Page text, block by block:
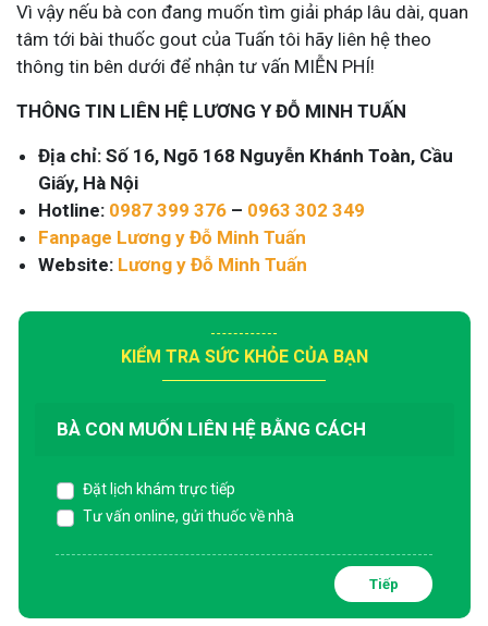
Vì vậy nếu bà con đang muốn tìm giải pháp lâu dài, quan
tâm tới bài thuốc gout của Tuấn tôi hãy liên hệ theo
thông tin bên dưới để nhận tư vấn MIỄN PHÍ!
THÔNG TIN LIÊN HỆ LƯƠNG Y ĐỖ MINH TUẤN
Địa chỉ: Số 16, Ngõ 168 Nguyễn Khánh Toàn, Cầu
Giấy, Hà Nội
Hotline: 0987 399 376 – 0963 302 349
Fanpage Lương y Đỗ Minh Tuấn
Website: Lương y Đỗ Minh Tuấn
KIỂM TRA SỨC KHỎE CỦA BẠN
BÀ CON MUỐN LIÊN HỆ BẰNG CÁCH
Đặt lịch khám trực tiếp
Tư vấn online, gửi thuốc về nhà
Tiếp